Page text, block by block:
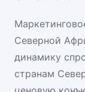
Северной
динамику
странам